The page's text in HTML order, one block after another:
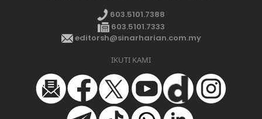
603.5101.7388
603.5101.7333
editorsh@sinarharian.com.my
IKUTI KAMI